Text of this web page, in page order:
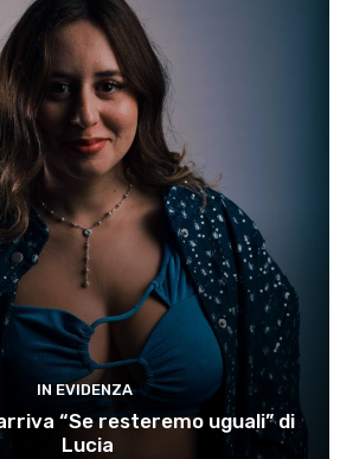
IN EVIDENZA
“Se resteremo uguali” di
Lucia